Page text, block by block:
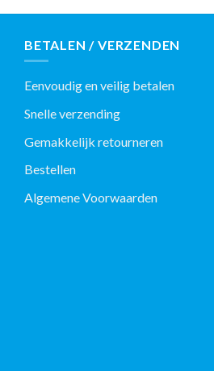
BETALEN / VERZENDEN
Eenvoudig en veilig betalen
Snelle verzending
Gemakkelijk retourneren
Bestellen
Algemene Voorwaarden